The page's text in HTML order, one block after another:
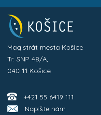
Magistrát mesta Košice
Tr. SNP 48/A,
040 11 Košice
+421 55 6419 111
Napíšte nám